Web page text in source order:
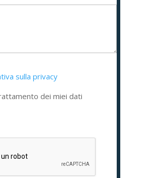
sulla privacy
dei miei dati